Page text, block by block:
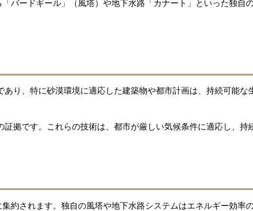
バードギール」（風塔）や地下水路「カナート」といった独自
り、特に砂漠環境に適応した建築物や都市計画は、持続可能な
拠です。これらの技術は、都市が厳しい気候条件に適応し、持
約されます。独自の風塔や地下水路システムはエネルギー効率